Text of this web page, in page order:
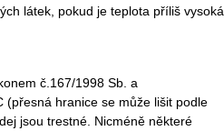
látek, pokud je teplota příliš vysoká.
č.167/1998 Sb. a
(přesná hranice se může lišit podle
jsou trestné. Nicméně některé